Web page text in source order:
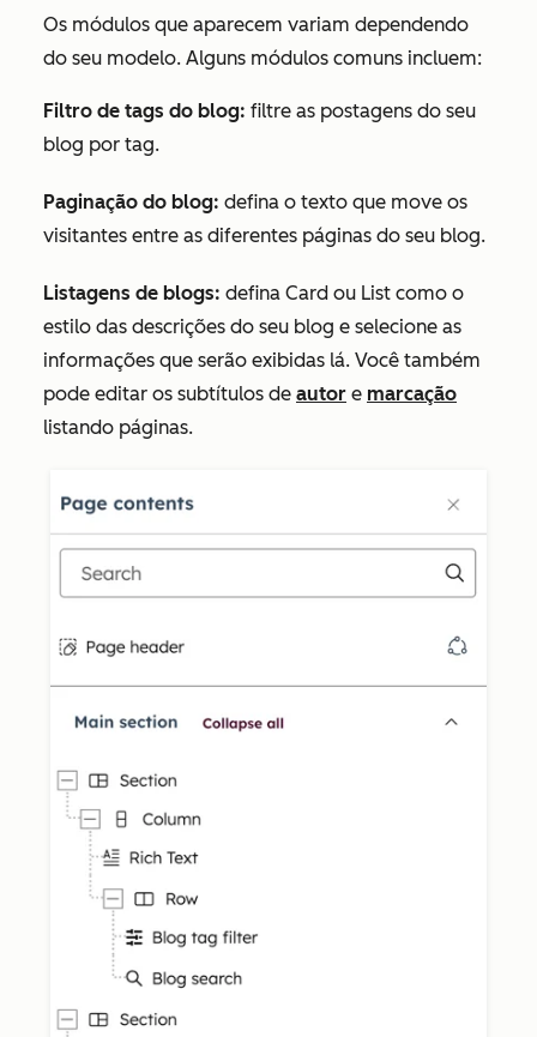
Os módulos que aparecem variam dependendo
do seu modelo. Alguns módulos comuns incluem:
Filtro de tags do blog: filtre as postagens do seu
blog por tag.
Paginação do blog: defina o texto que move os
visitantes entre as diferentes páginas do seu blog.
Listagens de blogs: defina Card ou List como o
estilo das descrições do seu blog e selecione as
informações que serão exibidas lá. Você também
pode editar os subtítulos de autor e marcação
listando páginas.